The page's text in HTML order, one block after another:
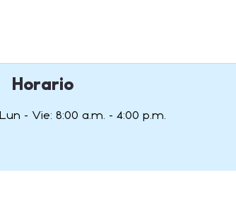
Horario
Lun - Vie: 8:00 a.m. - 4:00 p.m.